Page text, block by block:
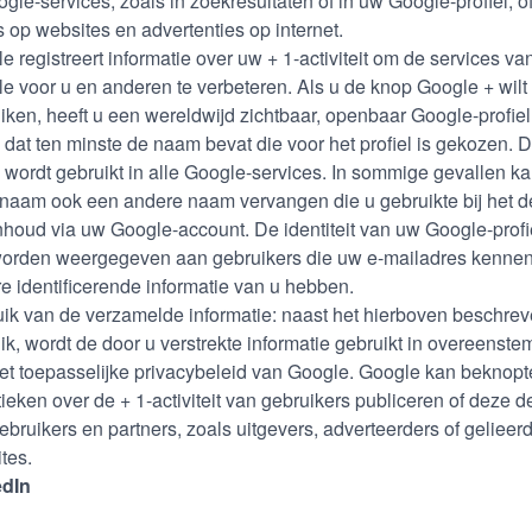
op websites en advertenties op internet.
registreert informatie over uw + 1-activiteit om de services
voor u en anderen te verbeteren. Als u de knop Google + wilt
heeft u een wereldwijd zichtbaar, openbaar Google-profiel
ten minste de naam bevat die voor het profiel is gekozen.
gebruikt in alle Google-services. In sommige gevallen
ook een andere naam vervangen die u gebruikte bij het
via uw Google-account. De identiteit van uw Google-
weergegeven aan gebruikers die uw e-mailadres
identificerende informatie van u hebben.
van de verzamelde informatie: naast het hierboven
wordt de door u verstrekte informatie gebruikt in
toepasselijke privacybeleid van Google. Google kan
over de + 1-activiteit van gebruikers publiceren of deze
en partners, zoals uitgevers, adverteerders of